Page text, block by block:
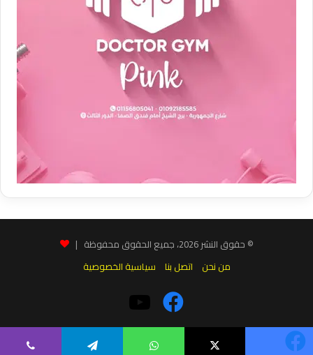
© حقوق النشر 2026، جميع الحقوق محفوظة |
من نحن
اتصل بنا سياسية الخصوصية
فيسبوك